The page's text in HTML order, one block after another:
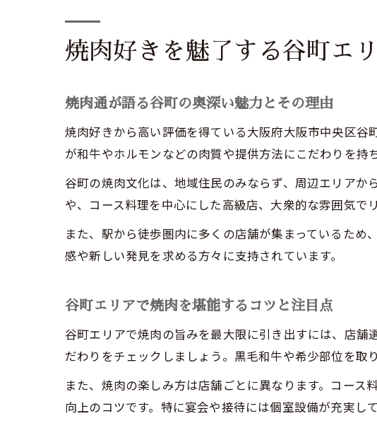
焼肉好きを魅了する谷町エ
焼肉通が語る谷町の奥深い魅力とその理由
焼肉好きから高い評価を得ている大阪府大阪市中央区
が和牛やホルモンなどの肉質や提供方法にこだわりを持
谷町の焼肉文化は、地域住民のみならず、周辺エリア
や、コース料理を中心にした高級店、大衆的な雰囲気で
また、駅から徒歩圏内に多くの店舗が集まっているた
感や新しい発見を求める方々に支持されています。
谷町エリアで焼肉を堪能するコツと注目点
谷町エリアで焼肉の旨みを最大限に引き出すには、店
だわりをチェックしましょう。黒毛和牛や希少部位を取
また、焼肉の楽しみ方は店舗ごとに異なります。コー
向上のコツです。特に宴会や接待には個室設備が充実し